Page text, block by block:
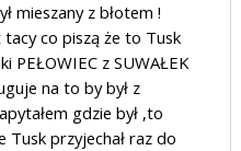
mieszany z błotem !
co piszą że to Tusk
PEŁOWIEC z SUWAŁEK
na to by był z
gdzie był ,to
Tusk przyjechał raz do